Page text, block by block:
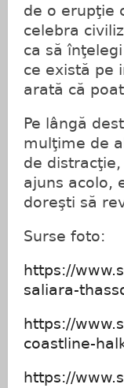
de o erupţie
celebra
ca să
ce există pe
arată că
Pe lângă
mulţime de
de
ajuns acolo,
doreşti să
Surse foto:
https://
saliara-
https://
coastline-
https://